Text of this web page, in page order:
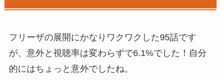
フリーザの展開にかなりワクワクした95話です
が、意外と視聴率は変わらずで6.1%でした！自分
的にはちょっと意外でしたね。